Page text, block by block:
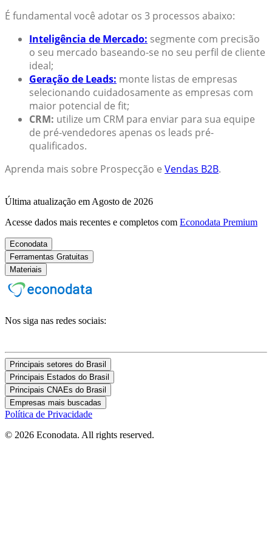
É fundamental você adotar os 3 processos abaixo:
Inteligência de Mercado: segmente com precisão
o seu mercado baseando-se no seu perfil de cliente
ideal;
Geração de Leads: monte listas de empresas
selecionando cuidadosamente as empresas com
maior potencial de fit;
CRM: utilize um CRM para enviar para sua equipe
de pré-vendedores apenas os leads pré-
qualificados.
Aprenda mais sobre Prospecção e Vendas B2B.
Última atualização em Agosto de 2026
Acesse dados mais recentes e completos com Econodata Premium
Econodata
Ferramentas Gratuitas
Materiais
Nos siga nas redes sociais:
Principais setores do Brasil
Principais Estados do Brasil
Principais CNAEs do Brasil
Empresas mais buscadas
Política de Privacidade
© 2026 Econodata. All rights reserved.